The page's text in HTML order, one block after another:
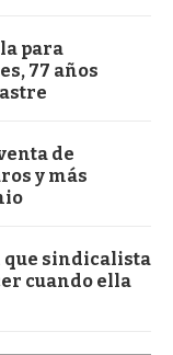
para
77 años
de
y más
que sindicalista
cuando ella